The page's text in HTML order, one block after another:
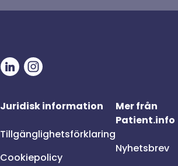
Juridisk information
Tillgänglighetsförklaring
Cookiepolicy
Mer från
Patient.info
Nyhetsbrev